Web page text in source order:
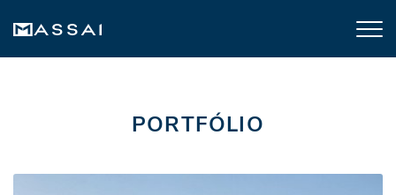
PORTFÓLIO